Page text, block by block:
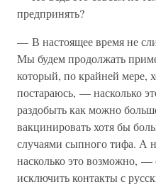
предпринять?
— В настоящее время не
Мы будем продолжать
который, по крайней мере,
постараюсь, — насколько
раздобыть как можно
вакцинировать хотя бы
случаями сыпного тифа. А
насколько это возможно, —
исключить контакты с